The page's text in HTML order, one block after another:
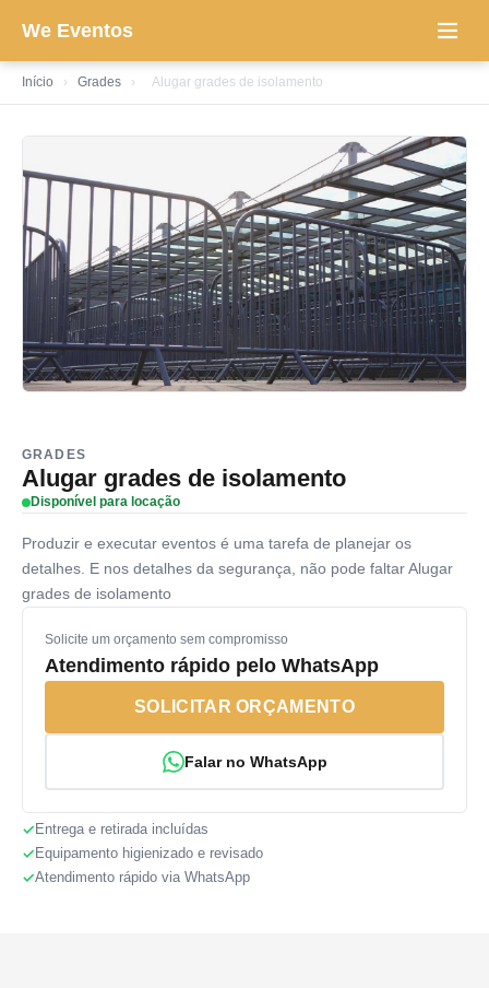
We Eventos
Início › Grades › Alugar grades de isolamento
GRADES
Alugar grades de isolamento
Disponível para locação
Produzir e executar eventos é uma tarefa de planejar os
detalhes. E nos detalhes da segurança, não pode faltar Alugar
grades de isolamento
Solicite um orçamento sem compromisso
Atendimento rápido pelo WhatsApp
SOLICITAR ORÇAMENTO
Falar no WhatsApp
Entrega e retirada incluídas
Equipamento higienizado e revisado
Atendimento rápido via WhatsApp